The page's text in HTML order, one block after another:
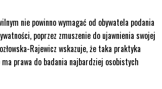
nie powinno wymagać od obywatela podania
poprzez zmuszenie do ujawnienia swojej
Rajewicz wskazuje, że taka praktyka
prawa do badania najbardziej osobistych